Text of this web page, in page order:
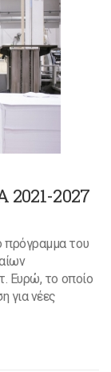
2021-2027
πρόγραμμα του
Ευρώ, το οποίο
για νέες